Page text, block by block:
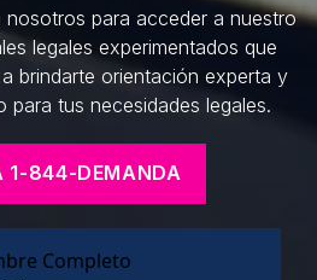
para acceder a nuestro
legales experimentados que
brindarte orientación experta y
para tus necesidades legales.
1-844-DEMANDA
Completo